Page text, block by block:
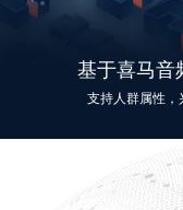
基于喜马音
支持人群属性，